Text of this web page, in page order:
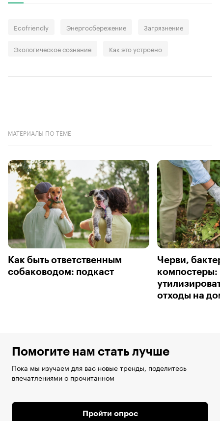
Ecofriendly Энергосбережение Загрязнение
Экологическое сознание Как это устроено
МАТЕРИАЛЫ ПО ТЕМЕ
Как быть ответственным
собаководом: подкаст
Черви,
компостеры:
отходы на
Помогите нам стать лучше
Пока мы изучаем для вас новые тренды, поделитесь
впечатлениями о прочитанном
Пройти опрос